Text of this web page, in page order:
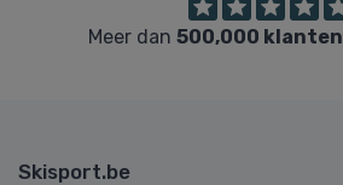
Meer dan 500,000 klanten
Skisport.be